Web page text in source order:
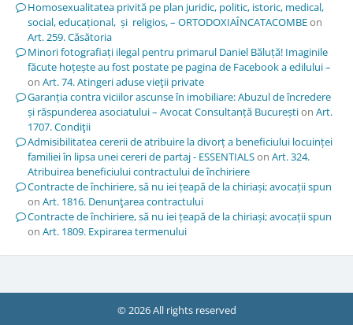
Homosexualitatea privită pe plan juridic, politic, istoric, medical,
social, educațional, și religios, – ORTODOXIAÎNCATACOMBEon
Art. 259. Căsătoria
Minori fotografiați ilegal pentru primarul Daniel Băluță! Imaginile
făcute hoțește au fost postate pe pagina de Facebook a edilului –
on Art. 74. Atingeri aduse vieţii private
Garanția contra viciilor ascunse în imobiliare: Abuzul de încredere
și răspunderea asociatului – Avocat Consultanță Bucureștion Art.
1707. Condiţii
Admisibilitatea cererii de atribuire la divorț a beneficiului locuinței
familiei în lipsa unei cereri de partaj - ESSENTIALSon Art. 324.
Atribuirea beneficiului contractului de închiriere
Contracte de închiriere, să nu iei țeapă de la chiriași; avocații spun
on Art. 1816. Denunţarea contractului
Contracte de închiriere, să nu iei țeapă de la chiriași; avocații spun
on Art. 1809. Expirarea termenului
© 2026 All rights reserved